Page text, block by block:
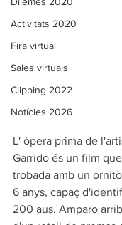
Activitats 2020
Fira virtual
Sales virtuals
Clipping 2022
Notícies 2026
L' òpera prima de
Garrido és un film
trobada amb un
6 anys, capaç
200 aus. Amparo